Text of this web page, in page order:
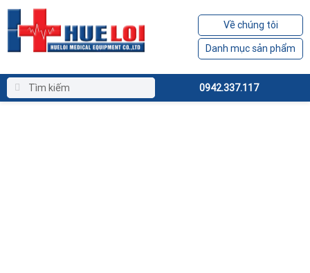
Về chúng tôi
Danh mục sản phẩm
0942.337.117